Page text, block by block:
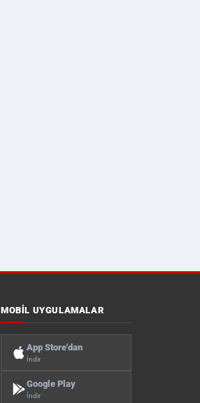
MOBIL UYGULAMALAR
App Store'dan
İndir
Google Play
İndir